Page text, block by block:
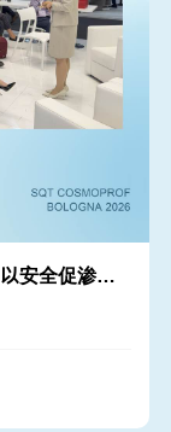
安全促渗，